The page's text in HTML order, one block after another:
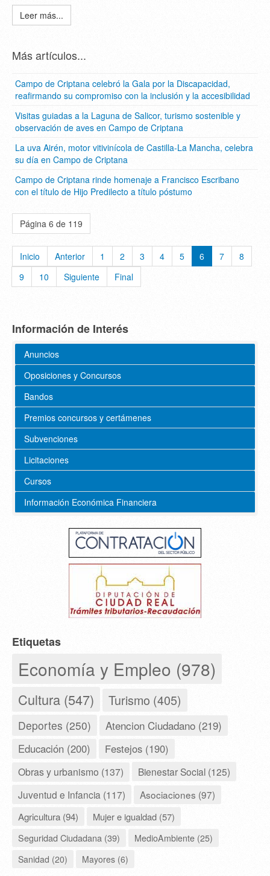
Leer más...
Más artículos...
Campo de Criptana celebró la Gala por la Discapacidad,
reafirmando su compromiso con la inclusión y la accesibilidad
Visitas guiadas a la Laguna de Salicor, turismo sostenible y
observación de aves en Campo de Criptana
La uva Airén, motor vitivinícola de Castilla-La Mancha, celebra
su día en Campo de Criptana
Campo de Criptana rinde homenaje a Francisco Escribano
con el título de Hijo Predilecto a título póstumo
Página 6 de 119
Inicio Anterior 1 2 3 4 5 6 7
8
9
10 Siguiente Final
Información de Interés
Anuncios
Oposiciones y Concursos
Bandos
Premios concursos y certámenes
Subvenciones
Licitaciones
Cursos
Información Económica Financiera
Etiquetas
Economía y Empleo (978)
Cultura (547) Turismo (405)
Deportes (250) Atencion Ciudadano (219)
Educación (200) Festejos (190)
Obras y urbanismo (137)
Bienestar Social (125)
Juventud e Infancia (117)
Asociaciones (97)
Agricultura (94)
Mujer e igualdad (57)
Seguridad Ciudadana (39)
MedioAmbiente (25)
Sanidad (20)
Mayores (6)